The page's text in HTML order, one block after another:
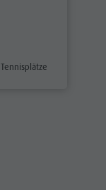
aria.poi_category_prefix
Tennisplätze